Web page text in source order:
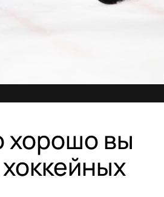
хорошо вы